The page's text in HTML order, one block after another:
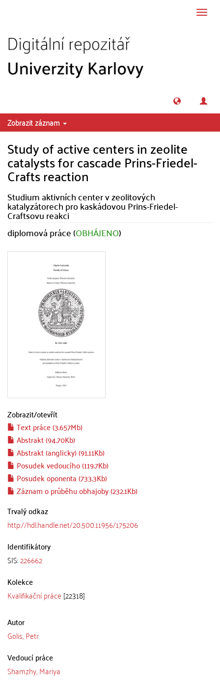
Zobrazit záznam
Study of active centers in zeolite
catalysts for cascade Prins-Friedel-
Crafts reaction
Studium aktivních center v zeolitových
katalyzátorech pro kaskádovou Prins-Friedel-
Craftsovu reakci
diplomová práce (OBHÁJENO)
Zobrazit/otevřít
Text práce (3.657Mb)
Abstrakt (94.70Kb)
Abstrakt (anglicky) (91.11Kb)
Posudek vedoucího (119.7Kb)
Posudek oponenta (733.3Kb)
Záznam o průběhu obhajoby (232.1Kb)
Trvalý odkaz
http://hdl.handle.net/20.500.11956/175206
Identifikátory
SIS:226662
Kolekce
Kvalifikační práce [22318]
Autor
Golis, Petr
Vedoucí práce
Shamzhy, Mariya